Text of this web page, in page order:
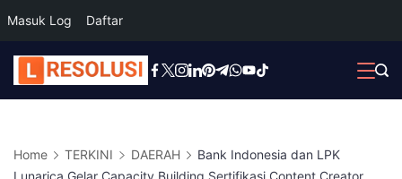
Masuk Log Daftar
Skip
to
Home TERKINI DAERAH
Bank Indonesia dan LPK
Lunarica Gelar Capacity Building Sertifikasi Content Creator